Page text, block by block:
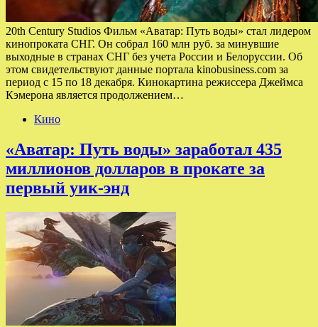
20th Century Studios Фильм «Аватар: Путь воды» стал лидером
кинопроката СНГ. Он собрал 160 млн руб. за минувшие
выходные в странах СНГ без учета России и Белоруссии. Об
этом свидетельствуют данные портала kinobusiness.com за
период с 15 по 18 декабря. Кинокартина режиссера Джеймса
Кэмерона является продолжением…
Кино
«Аватар: Путь воды» заработал 435
миллионов долларов в прокате за
первый уик-энд